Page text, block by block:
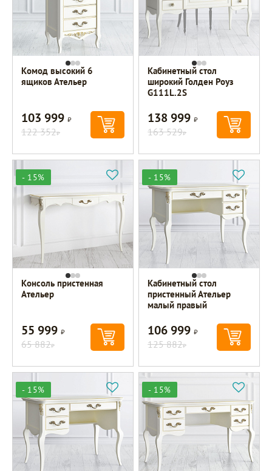
Комод высокий 6
ящиков Ательер
103 999Р
122 352Р
Кабинетный стол
широкий Голден Роуз
G111L.2S
138 999Р
163 529Р
- 15%
Консоль пристенная
Ательер
55 999Р
65 882Р
- 15%
Кабинетный стол
пристенный Ательер
малый правый
106 999Р
125 882Р
- 15% - 15%